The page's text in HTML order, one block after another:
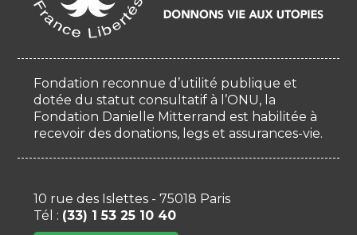
Fondation reconnue d’utilité publique et
dotée du statut consultatif à l’ONU, la
Fondation Danielle Mitterrand est habilitée à
recevoir des donations, legs et assurances-vie.
10 rue des Islettes - 75018 Paris
Tél : (33) 1 53 25 10 40